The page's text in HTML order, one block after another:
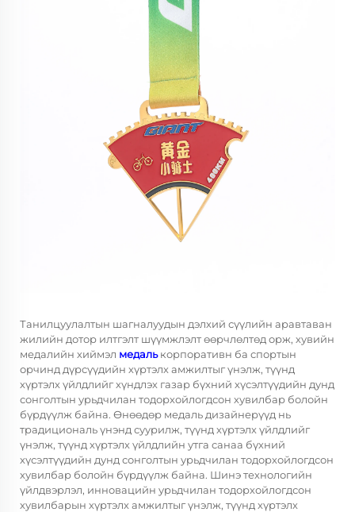
Танилцуулалтын шагналуудын дэлхий сүүлийн аравтаван
жилийн дотор илтгэлт шүүмжлэлт өөрчлөлтөд орж, хувийн
медалийн хиймэл медалькорпоративн ба спортын
орчинд дүрсүүдийн хүртэлх амжилтыг үнэлж, түүнд
хүртэлх үйлдлийг хүндлэх газар бүхний хүсэлтүүдийн дунд
сонголтын урьдчилан тодорхойлогдсон хувилбар болойн
бүрдүүлж байна. Өнөөдөр медаль дизайнерүүд нь
традициональ үнэнд суурилж, түүнд хүртэлх үйлдлийг
үнэлж, түүнд хүртэлх үйлдлийн утга санаа бүхний
хүсэлтүүдийн дунд сонголтын урьдчилан тодорхойлогдсон
хувилбар болойн бүрдүүлж байна. Шинэ технологийн
үйлдвэрлэл, инновацийн урьдчилан тодорхойлогдсон
хувилбарын хүртэлх амжилтыг үнэлж, түүнд хүртэлх